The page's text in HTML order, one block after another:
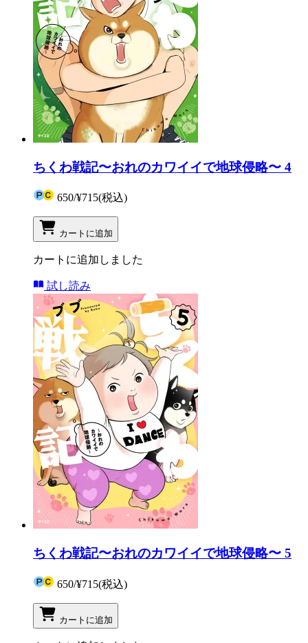
ちくわ戦記〜おれのカワイイで地球侵略〜 4
650/¥715(税込)
カートに追加
カートに追加しました
試し読み
ちくわ戦記〜おれのカワイイで地球侵略〜 5
650/¥715(税込)
カートに追加